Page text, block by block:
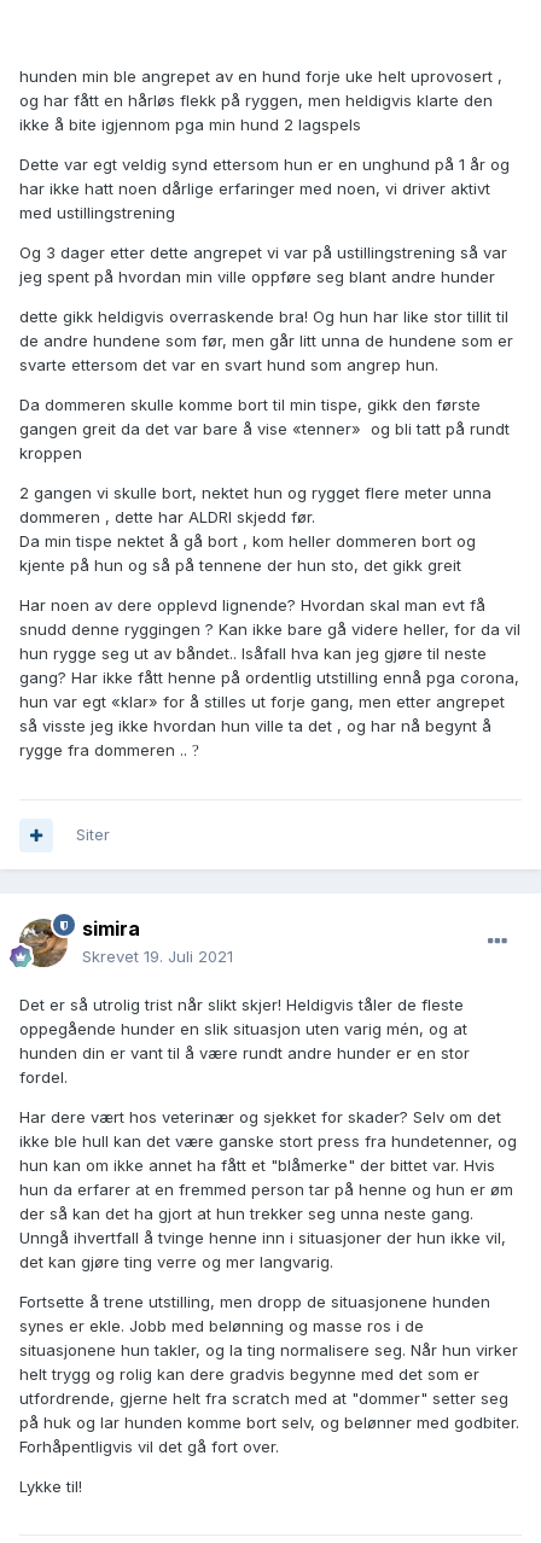
hunden min ble angrepet av en hund forje uke helt uprovosert ,
og har fått en hårløs flekk på ryggen, men heldigvis klarte den
ikke å bite igjennom pga min hund 2 lagspels
Dette var egt veldig synd ettersom hun er en unghund på 1 år og
har ikke hatt noen dårlige erfaringer med noen, vi driver aktivt
med ustillingstrening
Og 3 dager etter dette angrepet vi var på ustillingstrening så var
jeg spent på hvordan min ville oppføre seg blant andre hunder
dette gikk heldigvis overraskende bra! Og hun har like stor tillit til
de andre hundene som før, men går litt unna de hundene som er
svarte ettersom det var en svart hund som angrep hun.
Da dommeren skulle komme bort til min tispe, gikk den første
gangen greit da det var bare å vise «tenner» og bli tatt på rundt
kroppen
2 gangen vi skulle bort, nektet hun og rygget flere meter unna
dommeren , dette har ALDRI skjedd før.
Da min tispe nektet å gå bort , kom heller dommeren bort og
kjente på hun og så på tennene der hun sto, det gikk greit
Har noen av dere opplevd lignende? Hvordan skal man evt få
snudd denne ryggingen ? Kan ikke bare gå videre heller, for da vil
hun rygge seg ut av båndet.. Isåfall hva kan jeg gjøre til neste
gang? Har ikke fått henne på ordentlig utstilling ennå pga corona,
hun var egt «klar» for å stilles ut forje gang, men etter angrepet
så visste jeg ikke hvordan hun ville ta det , og har nå begynt å
rygge fra dommeren .. ?
Siter
simira
Skrevet 19. Juli 2021
Det er så utrolig trist når slikt skjer! Heldigvis tåler de fleste
oppegående hunder en slik situasjon uten varig mén, og at
hunden din er vant til å være rundt andre hunder er en stor
fordel.
Har dere vært hos veterinær og sjekket for skader? Selv om det
ikke ble hull kan det være ganske stort press fra hundetenner, og
hun kan om ikke annet ha fått et "blåmerke" der bittet var. Hvis
hun da erfarer at en fremmed person tar på henne og hun er øm
der så kan det ha gjort at hun trekker seg unna neste gang.
Unngå ihvertfall å tvinge henne inn i situasjoner der hun ikke vil,
det kan gjøre ting verre og mer langvarig.
Fortsette å trene utstilling, men dropp de situasjonene hunden
synes er ekle. Jobb med belønning og masse ros i de
situasjonene hun takler, og la ting normalisere seg. Når hun virker
helt trygg og rolig kan dere gradvis begynne med det som er
utfordrende, gjerne helt fra scratch med at "dommer" setter seg
på huk og lar hunden komme bort selv, og belønner med godbiter.
Forhåpentligvis vil det gå fort over.
Lykke til!